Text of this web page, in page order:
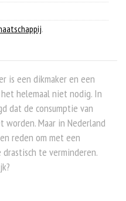
.
is een dikmaker en een
helemaal niet nodig. In
dat de consumptie van
worden. Maar in Nederland
reden om met een
te verminderen.